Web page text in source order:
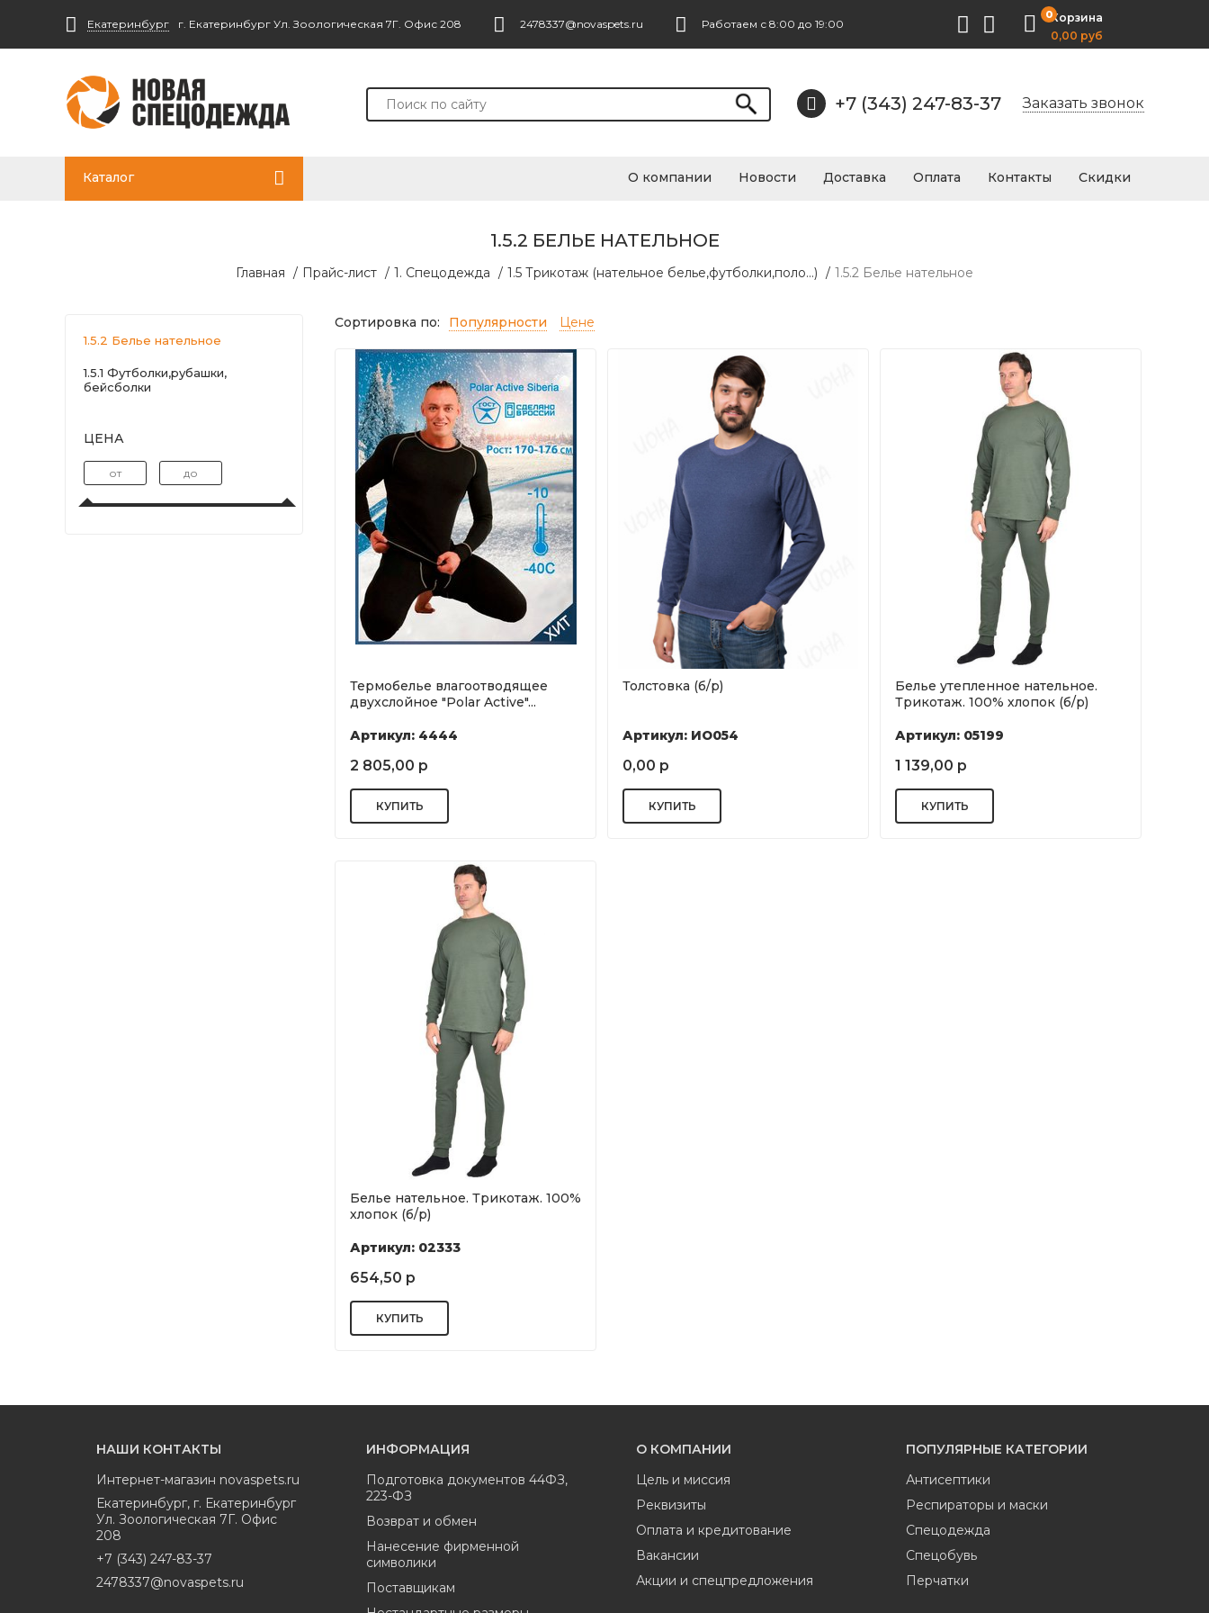
Екатеринбург г. Екатеринбург Ул. Зоологическая 7Г. Офис 208 2478337@novaspets.ru Работаем с 8:00 до 19:00
0Корзина
0,00 руб
+7 (343) 247-83-37 Заказать звонок
Каталог О компании Новости Доставка Оплата Контакты Скидки
1.5.2 БЕЛЬЕ НАТЕЛЬНОЕ
Главная / Прайс-лист / 1. Спецодежда / 1.5 Трикотаж (нательное белье,футболки,поло...) / 1.5.2 Белье нательное
1.5.2 Белье нательное
1.5.1 Футболки,рубашки,
бейсболки
ЦЕНА
Сортировка по: Популярности Цене
Термобелье влагоотводящее
двухслойное "Polar Active"...
Артикул: 4444
2 805,00 р
Толстовка (б/р)
Артикул: ИО054
0,00 р
Белье утепленное нательное.
Трикотаж. 100% хлопок (б/р)
Артикул: 05199
1 139,00 р
Белье нательное. Трикотаж. 100%
хлопок (б/р)
Артикул: 02333
654,50 р
НАШИ КОНТАКТЫ
Интернет-магазин novaspets.ru
Екатеринбург, г. Екатеринбург
Ул. Зоологическая 7Г. Офис
208
+7 (343) 247-83-37
2478337@novaspets.ru
ИНФОРМАЦИЯ
Подготовка документов 44ФЗ,
223-ФЗ
Возврат и обмен
Нанесение фирменной
символики
Поставщикам
О КОМПАНИИ
Цель и миссия
Реквизиты
Оплата и кредитование
Вакансии
Акции и спецпредложения
ПОПУЛЯРНЫЕ КАТЕГОРИИ
Антисептики
Респираторы и маски
Спецодежда
Спецобувь
Перчатки